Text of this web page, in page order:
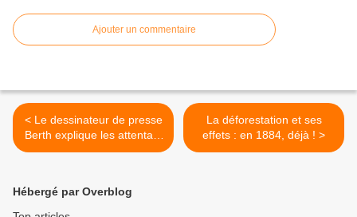
Ajouter un commentaire
< Le dessinateur de presse
Berth explique les attentats
de Paris aux enfants
La déforestation et ses
effets : en 1884, déjà ! >
Hébergé par Overblog